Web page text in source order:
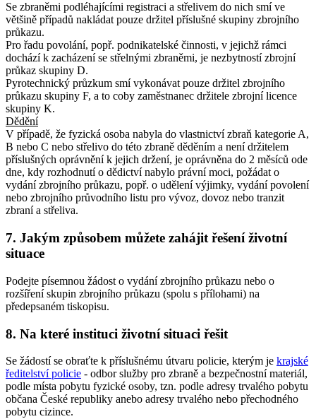
Se zbraněmi podléhajícími registraci a střelivem do nich smí ve
většině případů nakládat pouze držitel příslušné skupiny zbrojního
průkazu.
Pro řadu povolání, popř. podnikatelské činnosti, v jejichž rámci
dochází k zacházení se střelnými zbraněmi, je nezbytností zbrojní
průkaz skupiny D.
Pyrotechnický průzkum smí vykonávat pouze držitel zbrojního
průkazu skupiny F, a to coby zaměstnanec držitele zbrojní licence
skupiny K.
Dědění
V případě, že fyzická osoba nabyla do vlastnictví zbraň kategorie A,
B nebo C nebo střelivo do této zbraně děděním a není držitelem
příslušných oprávnění k jejich držení, je oprávněna do 2 měsíců ode
dne, kdy rozhodnutí o dědictví nabylo právní moci, požádat o
vydání zbrojního průkazu, popř. o udělení výjimky, vydání povolení
nebo zbrojního průvodního listu pro vývoz, dovoz nebo tranzit
zbraní a střeliva.
7. Jakým způsobem můžete zahájit řešení životní
situace
Podejte písemnou žádost o vydání zbrojního průkazu nebo o
rozšíření skupin zbrojního průkazu (spolu s přílohami) na
předepsaném tiskopisu.
8. Na které instituci životní situaci řešit
Se žádostí se obraťte k příslušnému útvaru policie, kterým je krajské
ředitelství policie - odbor služby pro zbraně a bezpečnostní materiál,
podle místa pobytu fyzické osoby, tzn. podle adresy trvalého pobytu
občana České republiky anebo adresy trvalého nebo přechodného
pobytu cizince.